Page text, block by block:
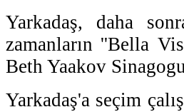
Yarkadaş, daha
zamanların ''Bella
Beth Yaakov
Yarkadaş'a seçim